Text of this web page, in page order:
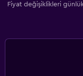
Fiyat değişiklikleri